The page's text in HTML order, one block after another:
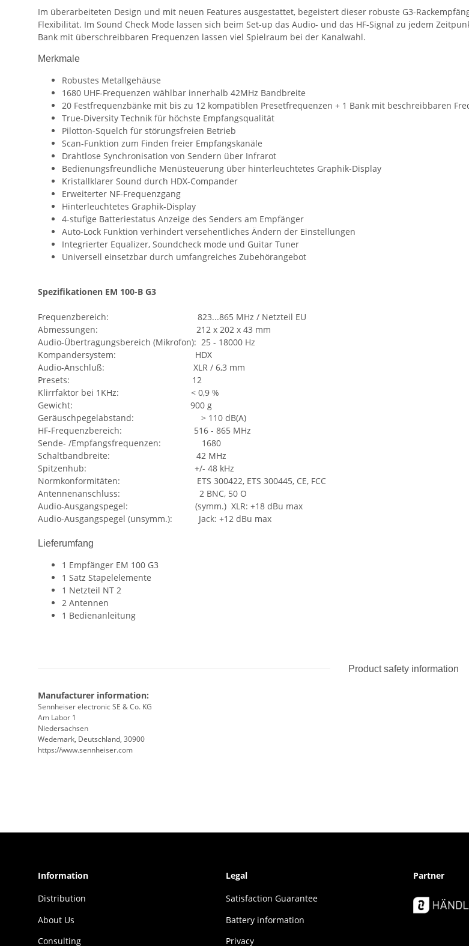
Im überarbeiteten Design und mit neuen Features ausgestattet, begeistert dieser robuste G3-
Flexibilität. Im Sound Check Mode lassen sich beim Set-up das Audio- und das HF-Signal zu jedem
Bank mit überschreibbaren Frequenzen lassen viel Spielraum bei der Kanalwahl.
Merkmale
Robustes Metallgehäuse
1680 UHF-Frequenzen wählbar innerhalb 42MHz Bandbreite
20 Festfrequenzbänke mit bis zu 12 kompatiblen Presetfrequenzen + 1 Bank mit beschreibbaren
True-Diversity Technik für höchste Empfangsqualität
Pilotton-Squelch für störungsfreien Betrieb
Scan-Funktion zum Finden freier Empfangskanäle
Drahtlose Synchronisation von Sendern über Infrarot
Bedienungsfreundliche Menüsteuerung über hinterleuchtetes Graphik-Display
Kristallklarer Sound durch HDX-Compander
Erweiterter NF-Frequenzgang
Hinterleuchtetes Graphik-Display
4-stufige Batteriestatus Anzeige des Senders am Empfänger
Auto-Lock Funktion verhindert versehentliches Ändern der Einstellungen
Integrierter Equalizer, Soundcheck mode und Guitar Tuner
Universell einsetzbar durch umfangreiches Zubehörangebot
Spezifikationen EM 100-B G3
Frequenzbereich: 823...865 MHz / Netzteil EU
Abmessungen: 212 x 202 x 43 mm
Audio-Übertragungsbereich (Mikrofon): 25 - 18000 Hz
Kompandersystem: HDX
Audio-Anschluß: XLR / 6,3 mm
Presets: 12
Klirrfaktor bei 1KHz: < 0,9 %
Gewicht: 900 g
Geräuschpegelabstand: > 110 dB(A)
HF-Frequenzbereich: 516 - 865 MHz
Sende- /Empfangsfrequenzen: 1680
Schaltbandbreite: 42 MHz
Spitzenhub: +/- 48 kHz
Normkonformitäten: ETS 300422, ETS 300445, CE, FCC
Antennenanschluss: 2 BNC, 50 O
Audio-Ausgangspegel: (symm.) XLR: +18 dBu max
Audio-Ausgangspegel (unsymm.): Jack: +12 dBu max
Lieferumfang
1 Empfänger EM 100 G3
1 Satz Stapelelemente
1 Netzteil NT 2
2 Antennen
1 Bedienanleitung
Product safety information
Manufacturer information:
Sennheiser electronic SE & Co. KG
Am Labor 1
Niedersachsen
Wedemark, Deutschland, 30900
https://www.sennheiser.com
Information
Distribution
About Us
Consulting
Legal
Sat­is­fac­tion Guar­an­tee
Battery information
Privacy
Partner